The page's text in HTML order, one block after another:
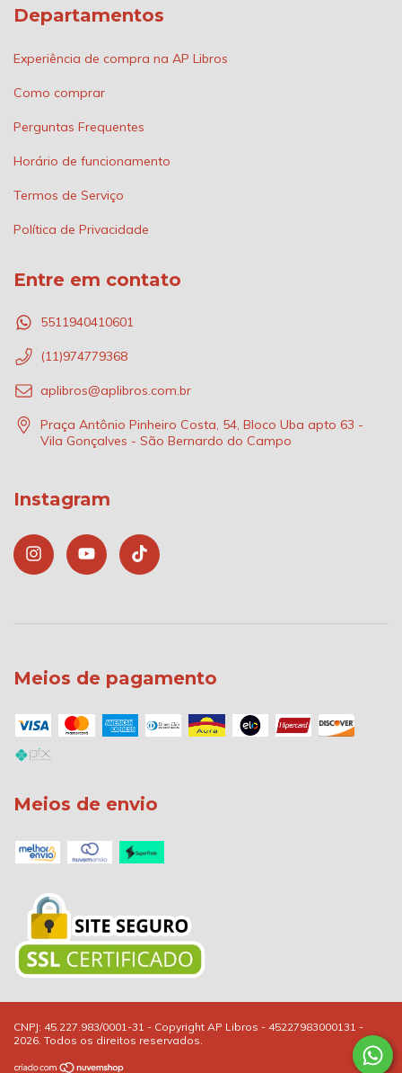
Departamentos
Experiência de compra na AP Libros
Como comprar
Perguntas Frequentes
Horário de funcionamento
Termos de Serviço
Política de Privacidade
Entre em contato
5511940410601
(11)974779368
aplibros@aplibros.com.br
Praça Antônio Pinheiro Costa, 54, Bloco Uba apto 63 -
Vila Gonçalves - São Bernardo do Campo
Instagram
Meios de pagamento
Meios de envio
Copyright AP Libros - 45227983000131 -
2026. Todos os direitos reservados.